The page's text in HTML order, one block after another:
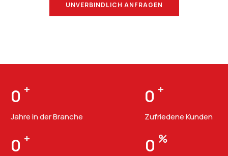
UNVERBINDLICH ANFRAGEN
0 +
Jahre in der Branche
0 +
Zufriedene Kunden
0 + 0 %